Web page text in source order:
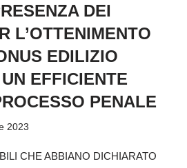
DEI
L’OTTENIMENTO
EDILIZIO
EFFICIENTE
PENALE
2023
CHE ABBIANO DICHIARATO